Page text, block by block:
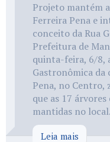
Projeto mantém
Ferreira Pena e
conceito da Rua
Prefeitura de
quinta-feira, 6/8,
Gastronômica
Pena, no Centro,
que as 17
mantidas no
Leia mais